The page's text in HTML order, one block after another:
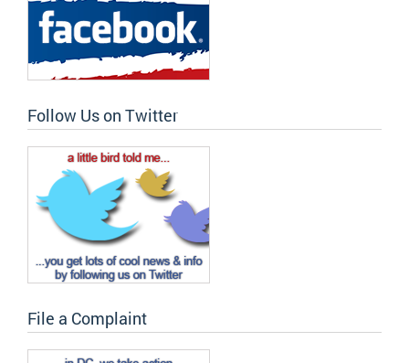
Follow Us on Twitter
File a Complaint